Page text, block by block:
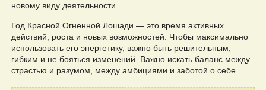
новому виду деятельности.
Год Красной Огненной Лошади — это время активных
действий, роста и новых возможностей. Чтобы максимально
использовать его энергетику, важно быть решительным,
гибким и не бояться изменений. Важно искать баланс между
страстью и разумом, между амбициями и заботой о себе.